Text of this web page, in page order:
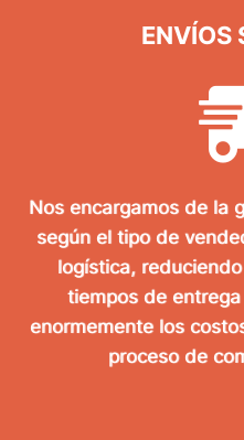
ENVÍOS
Nos encargamos de la
según el tipo de
logística,
tiempos de
enormemente los
proceso de